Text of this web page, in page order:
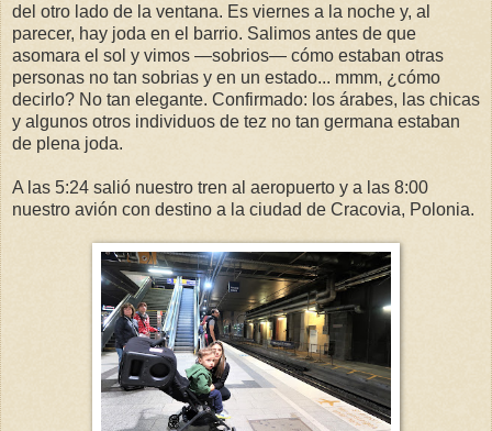
del otro lado de la ventana. Es viernes a la noche y, al
parecer, hay joda en el barrio. Salimos antes de que
asomara el sol y vimos —sobrios— cómo estaban otras
personas no tan sobrias y en un estado... mmm, ¿cómo
decirlo? No tan elegante. Confirmado: los árabes, las chicas
y algunos otros individuos de tez no tan germana estaban
de plena joda.
A las 5:24 salió nuestro tren al aeropuerto y a las 8:00
nuestro avión con destino a la ciudad de Cracovia, Polonia.